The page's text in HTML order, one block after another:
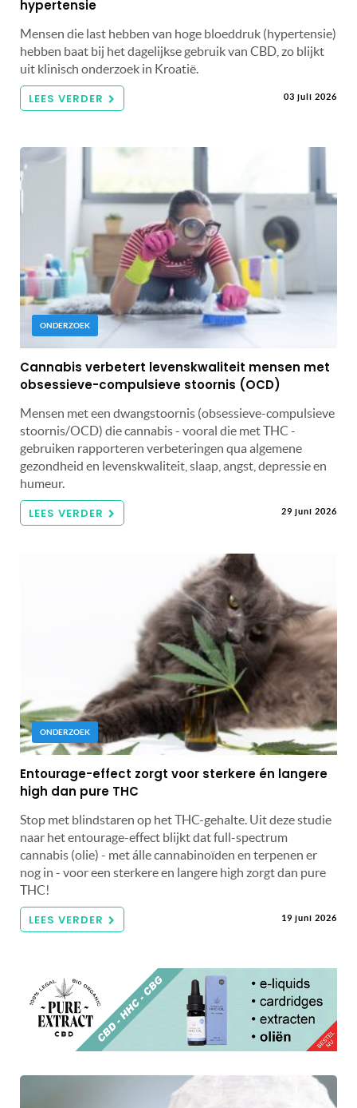
hypertensie
Mensen die last hebben van hoge bloeddruk (hypertensie)
hebben baat bij het dagelijkse gebruik van CBD, zo blijkt
uit klinisch onderzoek in Kroatië.
LEES VERDER 03 juli 2026
ONDERZOEK
Cannabis verbetert levenskwaliteit mensen met
obsessieve-compulsieve stoornis (OCD)
Mensen met een dwangstoornis (obsessieve-compulsieve
stoornis/OCD) die cannabis - vooral die met THC -
gebruiken rapporteren verbeteringen qua algemene
gezondheid en levenskwaliteit, slaap, angst, depressie en
humeur.
LEES VERDER 29 juni 2026
ONDERZOEK
Entourage-effect zorgt voor sterkere én langere
high dan pure THC
Stop met blindstaren op het THC-gehalte. Uit deze studie
naar het entourage-effect blijkt dat full-spectrum
cannabis (olie) - met álle cannabinoïden en terpenen er
nog in - voor een sterkere en langere high zorgt dan pure
THC!
LEES VERDER 19 juni 2026